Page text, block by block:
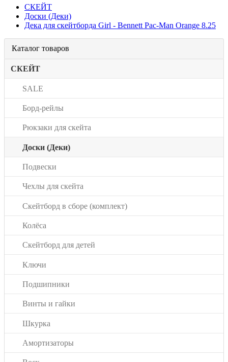
СКЕЙТ
Доски (Деки)
Дека для скейтборда Girl - Bennett Pac-Man Orange 8.25
Каталог товаров
СКЕЙТ
SALE
Борд-рейлы
Рюкзаки для скейта
Доски (Деки)
Подвески
Чехлы для скейта
Скейтборд в сборе (комплект)
Колёса
Скейтборд для детей
Ключи
Подшипники
Винты и гайки
Шкурка
Амортизаторы